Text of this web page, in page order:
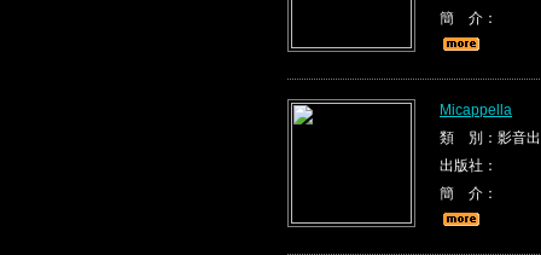
簡 介：
Micappella
類 別：影音
出版社：
簡 介：